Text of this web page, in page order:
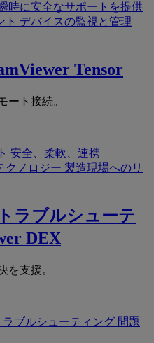
時に安全なサポートを提供
ト デバイスの監視と管理
Tensor
ート接続。
安全、柔軟、連携
クノロジー 製造現場へのリ
ラブルシューテ
DEX
を支援。
ブルシューティング 問題